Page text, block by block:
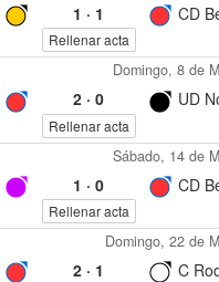
1 · 1 CD
Rellenar acta
Domingo, 8 de
2· 0 UD
Rellenar acta
Sábado, 14 de
1 · 0 CD
Rellenar acta
Domingo, 22 de
2· 1 C